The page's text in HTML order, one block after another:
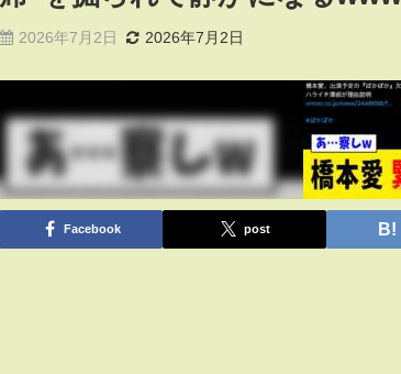
2026年7月2日 2026年7月2日
Facebook post